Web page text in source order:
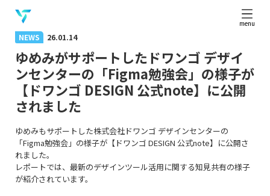
menu
NEWS 26.01.14
ゆめみがサポートしたドワンゴ デザイ
ンセンターの「Figma勉強会」の様子が
【ドワンゴ DESIGN 公式note】に公開
されました
ゆめみもサポートした株式会社ドワンゴ デザインセンターの
「Figma勉強会」の様子が【ドワンゴ DESIGN 公式note】に公開さ
れました。
レポートでは、最新のデザインツール活用に関する知見共有の様子
が紹介されています。